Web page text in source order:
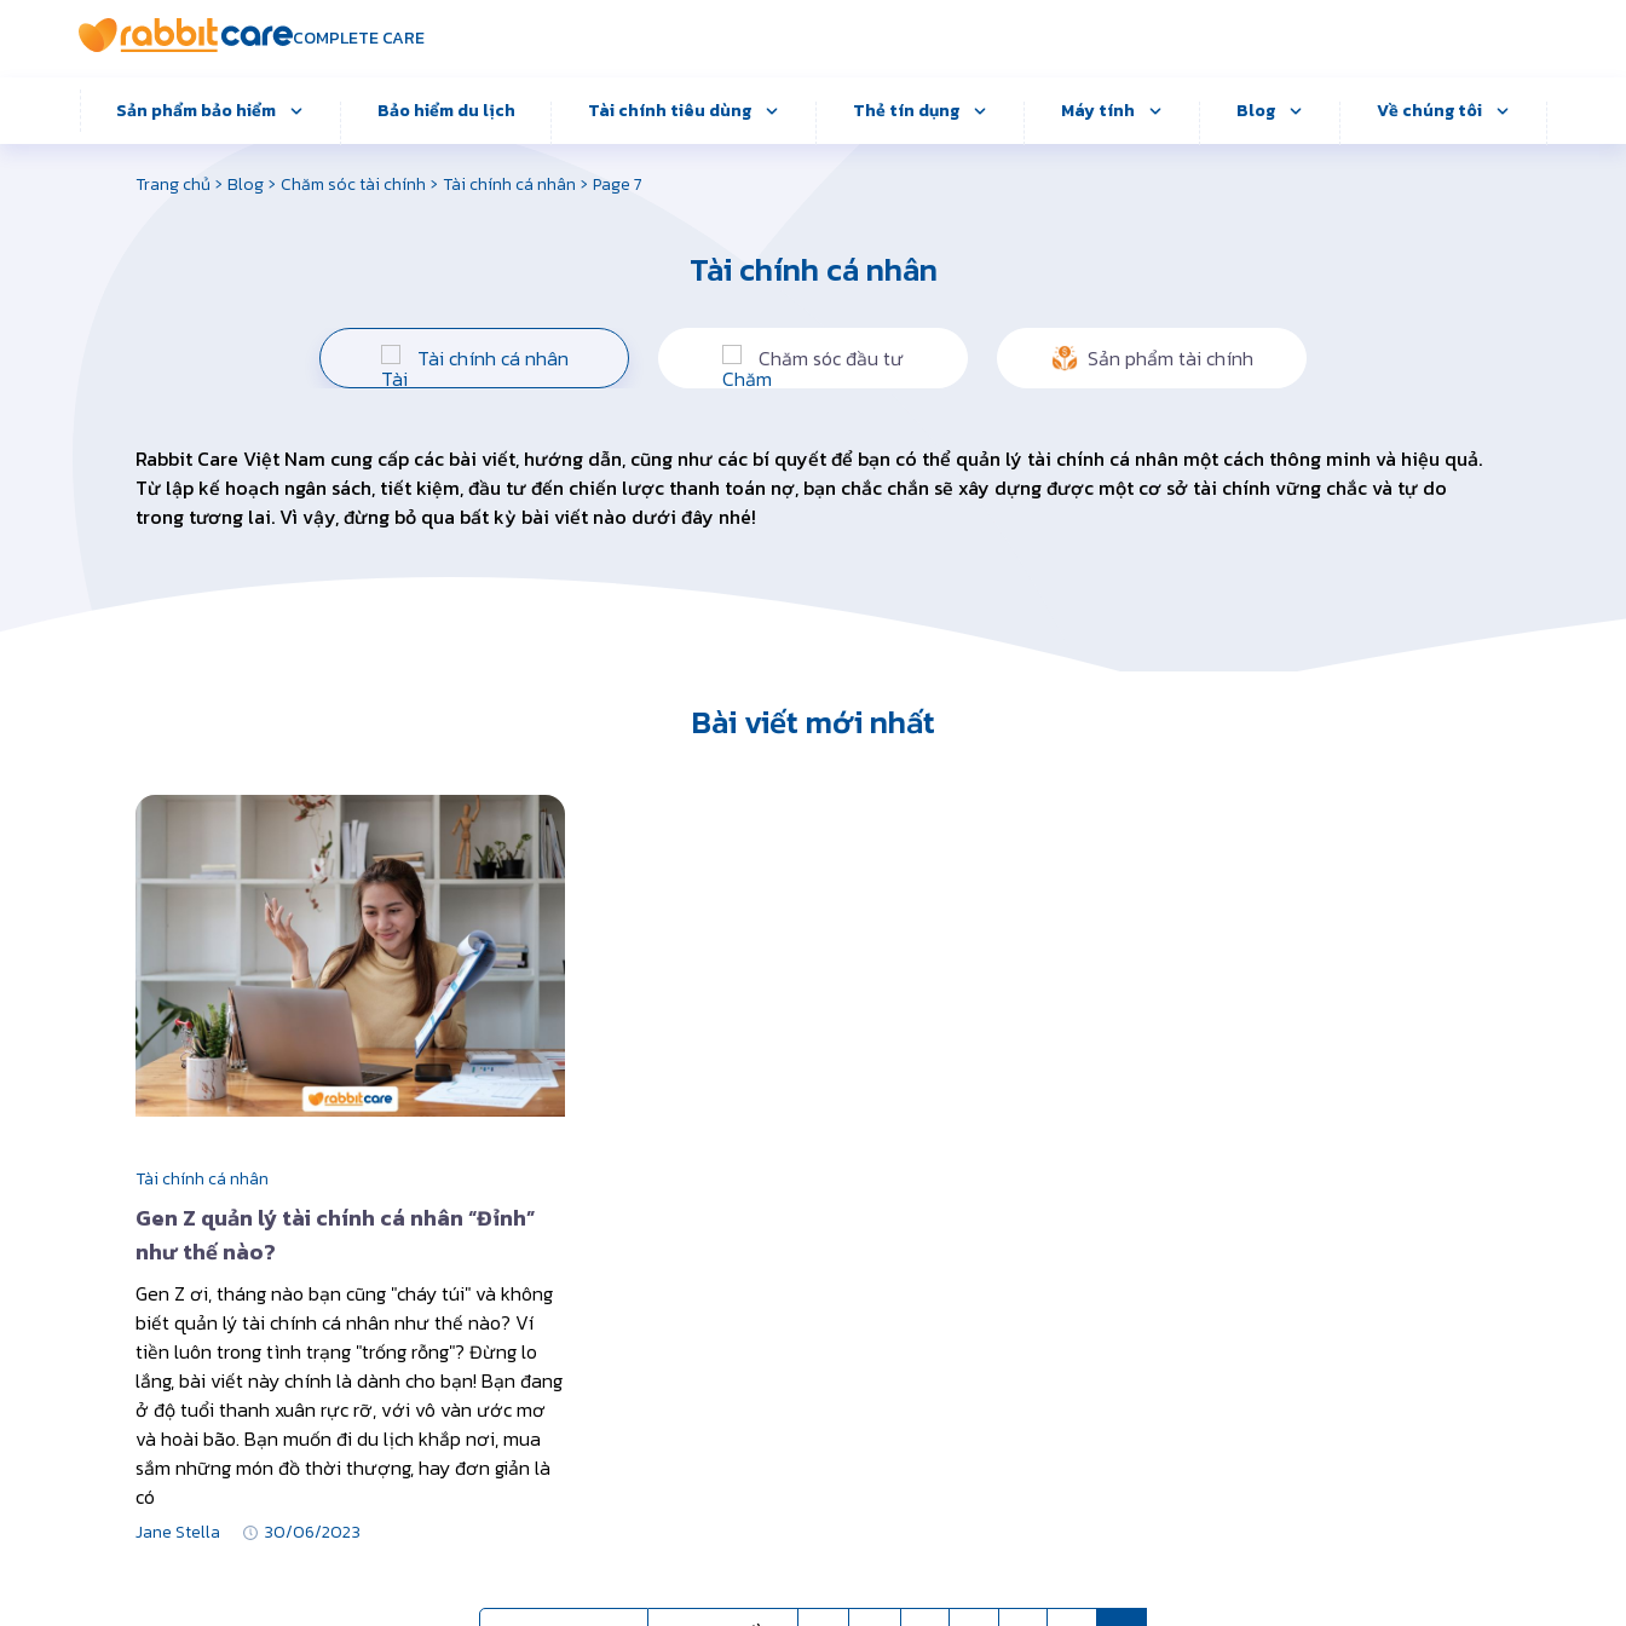
COMPLETE CARE
Sản phẩm bảo hiểm Bảo hiểm du lịch Tài chính tiêu dùng Thẻ tín dụng Máy tính Blog Về chúng tôi
Trang chủ › Blog› Chăm sóc tài chính › Tài chính cá nhân › Page 7
Tài chính cá nhân
Tài chính cá nhân Chăm sóc đầu tư Sản phẩm tài chính
Rabbit Care Việt Nam cung cấp các bài viết, hướng dẫn, cũng như các bí quyết để bạn có thể quản lý tài chính cá nhân một cách thông minh và hiệu quả.
Từ lập kế hoạch ngân sách, tiết kiệm, đầu tư đến chiến lược thanh toán nợ, bạn chắc chắn sẽ xây dựng được một cơ sở tài chính vững chắc và tự do
trong tương lai. Vì vậy, đừng bỏ qua bất kỳ bài viết nào dưới đây nhé!
Bài viết mới nhất
Tài chính cá nhân
Gen Z quản lý tài chính cá nhân “Đỉnh”
như thế nào?
Gen Z ơi, tháng nào bạn cũng "cháy túi" và không
biết quản lý tài chính cá nhân như thế nào? Ví
tiền luôn trong tình trạng "trống rỗng"? Đừng lo
lắng, bài viết này chính là dành cho bạn! Bạn đang
ở độ tuổi thanh xuân rực rỡ, với vô vàn ước mơ
và hoài bão. Bạn muốn đi du lịch khắp nơi, mua
sắm những món đồ thời thượng, hay đơn giản là
có
Jane Stella 30/06/2023